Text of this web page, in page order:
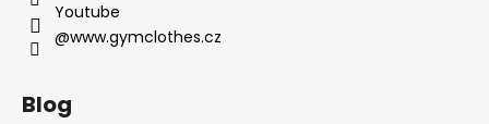
Youtube
@www.gymclothes.cz
Blog